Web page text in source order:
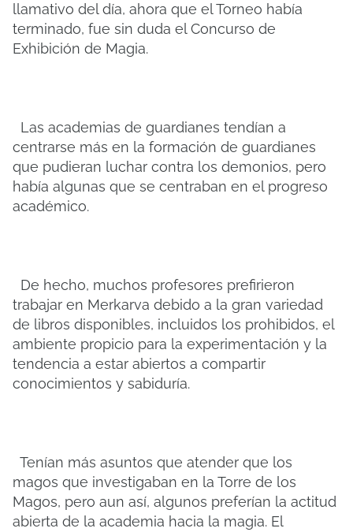
llamativo del día, ahora que el Torneo había
terminado, fue sin duda el Concurso de
Exhibición de Magia.
Las academias de guardianes tendían a
centrarse más en la formación de guardianes
que pudieran luchar contra los demonios, pero
había algunas que se centraban en el progreso
académico.
De hecho, muchos profesores prefirieron
trabajar en Merkarva debido a la gran variedad
de libros disponibles, incluidos los prohibidos, el
ambiente propicio para la experimentación y la
tendencia a estar abiertos a compartir
conocimientos y sabiduría.
Tenían más asuntos que atender que los
magos que investigaban en la Torre de los
Magos, pero aun así, algunos preferían la actitud
abierta de la academia hacia la magia. El